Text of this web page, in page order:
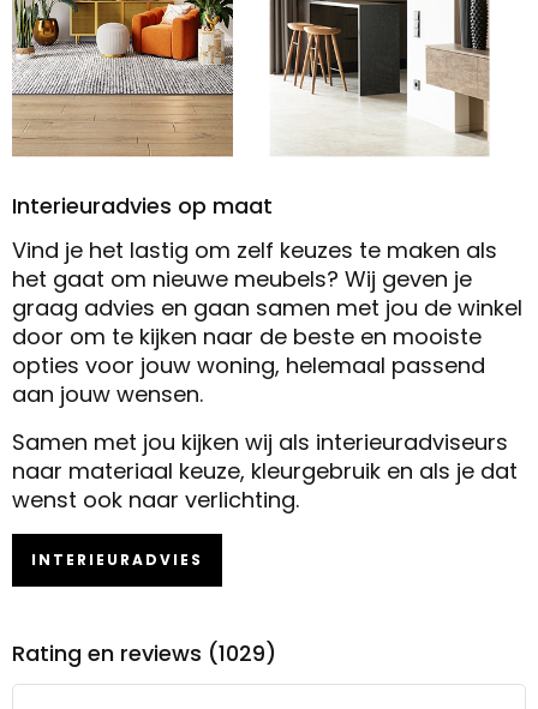
Interieuradvies op maat
Vind je het lastig om zelf keuzes te maken als
het gaat om nieuwe meubels? Wij geven je
graag advies en gaan samen met jou de winkel
door om te kijken naar de beste en mooiste
opties voor jouw woning, helemaal passend
aan jouw wensen.
Samen met jou kijken wij als interieuradviseurs
naar materiaal keuze, kleurgebruik en als je dat
wenst ook naar verlichting.
INTERIEURADVIES
Rating en reviews (1029)